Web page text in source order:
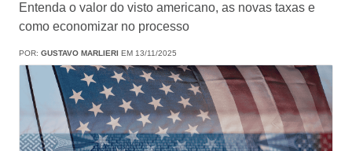
Entenda o valor do visto americano, as novas taxas e
como economizar no processo
POR: GUSTAVO MARLIERI EM 13/11/2025